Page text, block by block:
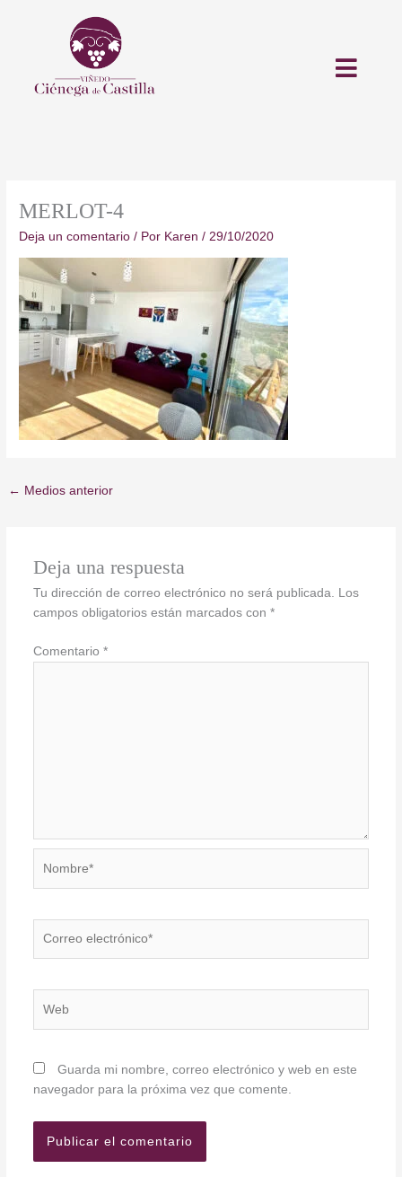
MERLOT-4
Deja un comentario / Por Karen/ 29/10/2020
← Medios anterior
Deja una respuesta
Tu dirección de correo electrónico no será publicada. Los
campos obligatorios están marcados con *
Comentario *
Guarda mi nombre, correo electrónico y web en este
navegador para la próxima vez que comente.